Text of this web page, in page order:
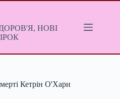
НОВІ
Кетрін О'Хари